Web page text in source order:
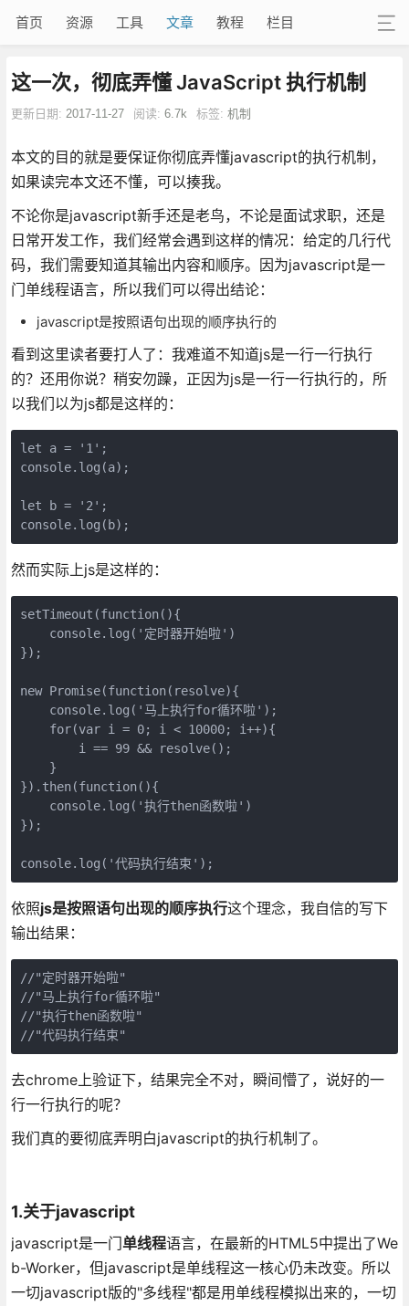
首页 资源 工具 文章 教程 栏目
这一次，彻底弄懂 JavaScript 执行机制
更新日期: 2017-11-27 阅读: 6.7k 标签: 机制
本文的目的就是要保证你彻底弄懂javascript的执行机制，
如果读完本文还不懂，可以揍我。
不论你是javascript新手还是老鸟，不论是面试求职，还是
日常开发工作，我们经常会遇到这样的情况：给定的几行代
码，我们需要知道其输出内容和顺序。因为javascript是一
门单线程语言，所以我们可以得出结论：
javascript是按照语句出现的顺序执行的
看到这里读者要打人了：我难道不知道js是一行一行执行
的？还用你说？稍安勿躁，正因为js是一行一行执行的，所
以我们以为js都是这样的：
let a = '1';
console.log(a);
let b = '2';
console.log(b);
然而实际上js是这样的：
setTimeout(function(){
    console.log('定时器开始啦')
});
new Promise(function(resolve){
    console.log('马上执行for循环啦');
    for(var i = 0; i < 10000; i++){
        i == 99 && resolve();
    }
}).then(function(){
    console.log('执行then函数啦')
});
console.log('代码执行结束');
依照js是按照语句出现的顺序执行这个理念，我自信的写下
输出结果：
//"定时器开始啦"
//"马上执行for循环啦"
//"执行then函数啦"
//"代码执行结束"
去chrome上验证下，结果完全不对，瞬间懵了，说好的一
行一行执行的呢？
我们真的要彻底弄明白javascript的执行机制了。
1.关于javascript
javascript是一门单线程语言，在最新的HTML5中提出了We
b-Worker，但javascript是单线程这一核心仍未改变。所以
一切javascript版的"多线程"都是用单线程模拟出来的，一切